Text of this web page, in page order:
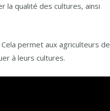
la qualité des cultures, ainsi
permet aux agriculteurs de
à leurs cultures.